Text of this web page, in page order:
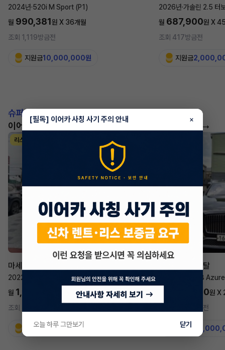
2024년·520i M Sport (P1)
월 990,381원 X 36개월
조회 1,119방금전
지원금10,000,000원
2026년·가솔린 2.5 터
월 687,900원 X
조회 417방금전
지원금
슈퍼카!
이어카에서 좋은 조건으로 만나보세요
리스
승계 매니저
한태현
마세라티 르반떼
2022년
2.0 Hybrid GT
월 1,697,700 24개월
조회 734
지원금31,860,000원
벤틀리 컨티넨탈
4.0 V8 Azure
5,577,270원 X
2주 전
지원금
[필독] 이어카 사칭 사기 주의 안내 ×
오늘 하루 그만보기 닫기